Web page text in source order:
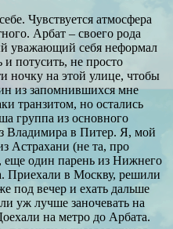
Чувствуется атмосфера
Арбат – своего рода
уважающий себя неформал
и потусить, не просто
ночку на этой улице, чтобы
из запомнившихся мне
транзитом, но остались
группа из основного
Владимира в Питер. Я, мой
Астрахани (не та, про
еще один парень из Нижнего
Приехали в Москву, решили
под вечер и ехать дальше
уж лучше заночевать на
на метро до Арбата.